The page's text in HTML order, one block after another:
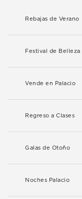
Rebajas de Verano
Festival de Belleza
Vende en Palacio
Regreso a Clases
Galas de Otoño
Noches Palacio